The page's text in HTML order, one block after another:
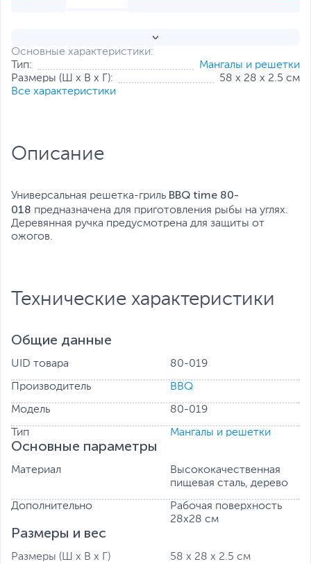
Основные характеристики:
Тип:
Мангалы и решетки
Размеры (Ш х В х Г):
58 х 28 х 2.5 см
Все характеристики
Описание
Универсальная решетка-гриль BBQ time 80-
018 предназначена для приготовления рыбы на углях.
Деревянная ручка предусмотрена для защиты от
ожогов.
Технические характеристики
Общие данные
UID товара 80-019
Производитель BBQ
Модель 80-019
Тип Мангалы и решетки
Основные параметры
Материал
Высококачественная
пищевая сталь, дерево
Дополнительно
Рабочая поверхность
28х28 см
Размеры и вес
Размеры (Ш х В х Г) 58 х 28 х 2.5 см